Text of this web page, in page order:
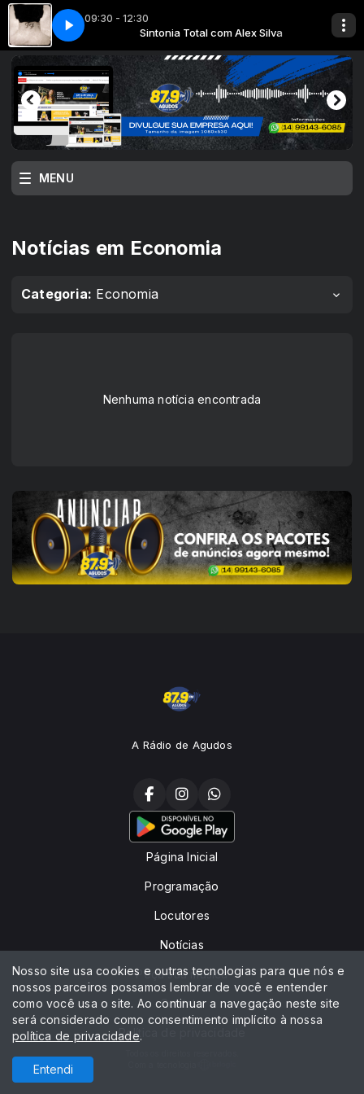
09:30 - 12:30
Alex Silva Sintonia Total com Alex Silva
- Learn to Fly 010 - Foo Fighters - Learn to Fly
CESAR E BETO REISLIGAÇÃO DIRETA com WAGNER CESAR E
MENU
Notícias em Economia
Categoria: Economia
Nenhuma notícia encontrada
A Rádio de Agudos
Página Inicial
Programação
Locutores
Notícias
Peça sua música
Contato
Política de privacidade
Nosso site usa cookies e outras tecnologias para que nós e
nossos parceiros possamos lembrar de você e entender
como você usa o site. Ao continuar a navegação neste site
será considerado como consentimento implícito à nossa
política de privacidade.
Entendi